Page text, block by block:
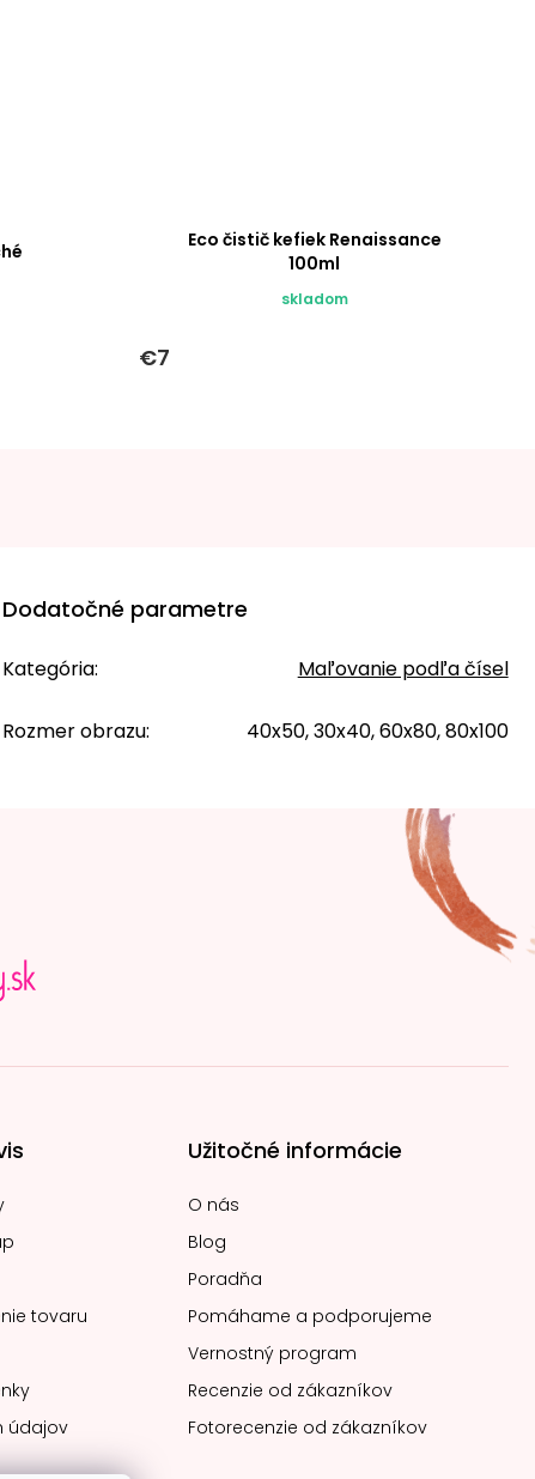
Eco čistič kefiek Renaissance
100ml
skladom
€7
Dodatočné parametre
Kategória: Maľovanie podľa čísel
Rozmer obrazu: 40x50, 30x40, 60x80, 80x100
tovaru
údajov
Užitočné informácie
O nás
Blog
Poradňa
Pomáhame a podporujeme
Vernostný program
Recenzie od zákazníkov
Fotorecenzie od zákazníkov